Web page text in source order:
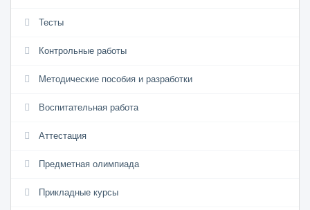
Тесты
Контрольные работы
Методические пособия и разработки
Воспитательная работа
Аттестация
Предметная олимпиада
Прикладные курсы